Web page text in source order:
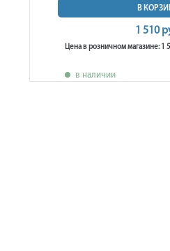
В
1 510
Цена в розничном магазине: 1
в наличии